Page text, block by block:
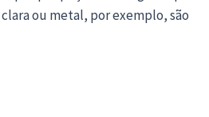
ou metal, por exemplo, são